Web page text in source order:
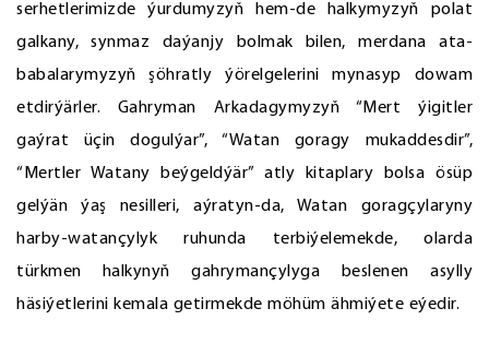
serhetlerimizde ýurdumyzyň hem-de halkymyzyň polat
galkany, synmaz daýanjy bolmak bilen, merdana ata-
babalarymyzyň şöhratly ýörelgelerini mynasyp dowam
etdirýärler. Gahryman Arkadagymyzyň “Mert ýigitler
gaýrat üçin dogulýar”, “Watan goragy mukaddesdir”,
“Mertler Watany beýgeldýär” atly kitaplary bolsa ösüp
gelýän ýaş nesilleri, aýratyn-da, Watan goragçylaryny
harby-watançylyk ruhunda terbiýelemekde, olarda
türkmen halkynyň gahrymançylyga beslenen asylly
häsiýetlerini kemala getirmekde möhüm ähmiýete eýedir.